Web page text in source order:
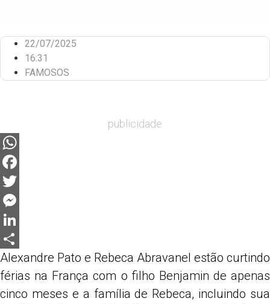
22/07/2025
16:31
FAMOSOS
publicidade
WhatsApp
Facebook
Twitter
Messenger
LinkedIn
Share
Alexandre Pato e Rebeca Abravanel estão curtindo
férias na França com o filho Benjamin de apenas
cinco meses e a família de Rebeca, incluindo sua